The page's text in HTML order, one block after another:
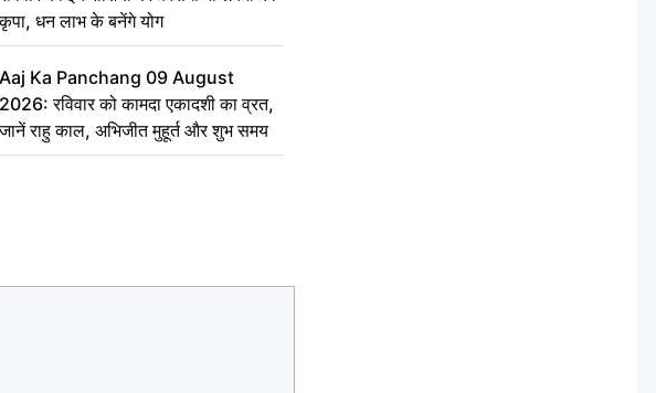
कृपा, धन लाभ के बनेंगे योग
Aaj Ka Panchang 09 August
2026: रविवार को कामदा एकादशी का व्रत,
जानें राहु काल, अभिजीत मुहूर्त और शुभ समय